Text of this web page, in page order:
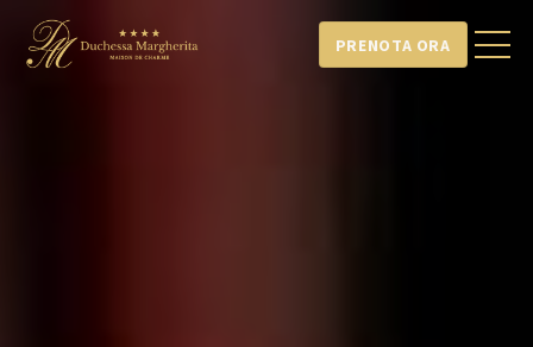
PRENOTA ORA